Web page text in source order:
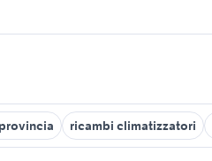
ricambi climatizzatori